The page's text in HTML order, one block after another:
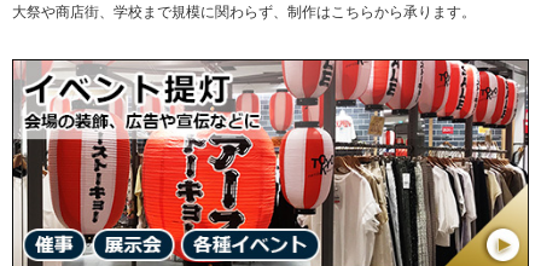
大祭や商店街、学校まで規模に関わらず、制作はこちらから承ります。